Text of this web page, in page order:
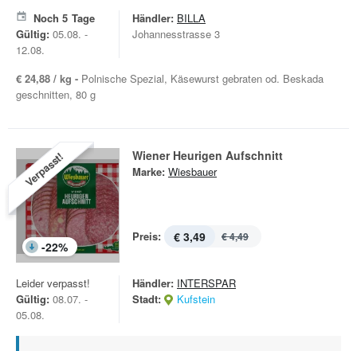
Noch 5 Tage
Gültig: 05.08. -
12.08.
Händler: BILLA
Johannesstrasse 3
€ 24,88 / kg - Polnische Spezial, Käsewurst gebraten od. Beskada
geschnitten, 80 g
Verpasst!
-22%
Wiener Heurigen Aufschnitt
Marke: Wiesbauer
Preis: € 3,49 € 4,49
Leider verpasst!
Gültig: 08.07. -
05.08.
Händler: INTERSPAR
Stadt:
Kufstein